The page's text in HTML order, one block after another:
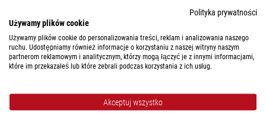
Sugerowana cena detaliczna: $ 4.790,00
$ 4.310,00
gotowe do wysyłki w
Polityka prywatności
Używamy plików cookie
Używamy plików cookie do personalizowania treści, reklam i analizowania naszego
ruchu. Udostępniamy również informacje o korzystaniu z naszej witryny naszym
partnerom reklamowym i analitycznym, którzy mogą łączyć je z innymi informacjami,
które im przekazałeś lub które zebrali podczas korzystania z ich usług.
Akceptuj wszystko